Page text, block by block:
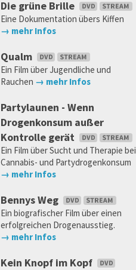
Die grüne Brille
Eine Dokumentation übers Kiffen
→ mehr Infos
Qualm
Ein Film über Jugendliche und
Rauchen → mehr Infos
Partylaunen - Wenn
Drogenkonsum außer
Kontrolle gerät
Ein Film über Sucht und Therapie bei
Cannabis- und Partydrogenkonsum
→ mehr Infos
Bennys Weg
Ein biografischer Film über einen
erfolgreichen Drogenausstieg.
→ mehr Infos
Kein Knopf im Kopf